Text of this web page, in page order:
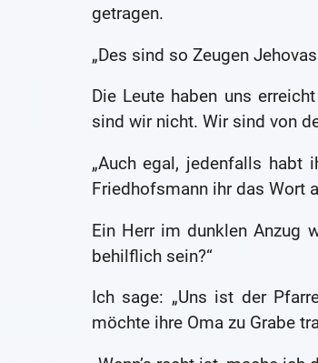
getragen.
„Des sind so Zeugen
Die Leute haben uns
sind wir nicht. Wir sind von
„Auch egal, jedenfalls habt
Friedhofsmann ihr das Wort
Ein Herr im dunklen Anzug
behilflich sein?“
Ich sage: „Uns ist der
möchte ihre Oma zu Grabe